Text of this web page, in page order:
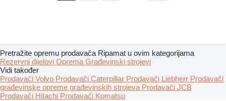
Pretražite opremu prodavača Ripamat u ovim kategorijama
Rezervni dijelovi Oprema Građevinski strojevi
Vidi također
Prodavači Volvo Prodavači Caterpillar Prodavači Liebherr Prodavači
građevinske opreme građevinskih strojeva Prodavači JCB
Prodavači Hitachi Prodavači Komatsu